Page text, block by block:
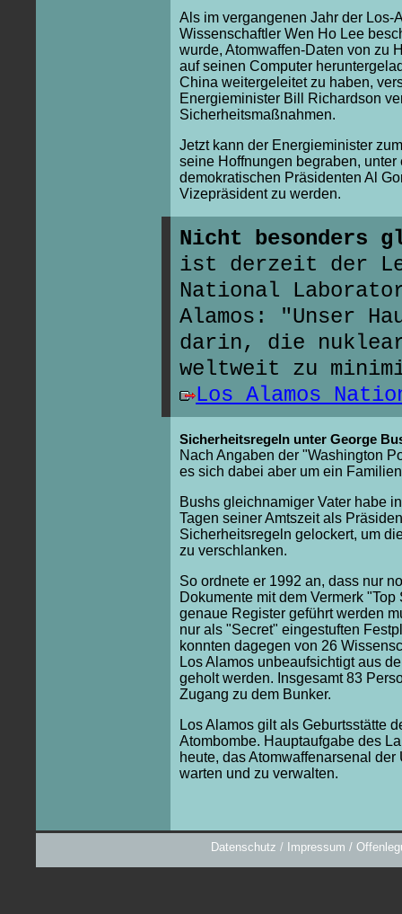
Als im vergangenen Jahr der Los-
Wissenschaftler Wen Ho Lee
wurde, Atomwaffen-Daten von zu
auf seinen Computer
China weitergeleitet zu haben,
Energieminister Bill Richardson
Sicherheitsmaßnahmen.
Jetzt kann der Energieminister
seine Hoffnungen begraben, unter
demokratischen Präsidenten Al
Vizepräsident zu werden.
Nicht besonders
ist derzeit der
National
Alamos: "Unser
darin, die
weltweit zu
Los Alamos
Sicherheitsregeln unter George
Nach Angaben der "Washington
es sich dabei aber um ein
Bushs gleichnamiger Vater habe
Tagen seiner Amtszeit als
Sicherheitsregeln gelockert, um
zu verschlanken.
So ordnete er 1992 an, dass nur
Dokumente mit dem Vermerk "Top
genaue Register geführt werden
nur als "Secret" eingestuften
konnten dagegen von 26
Los Alamos unbeaufsichtigt aus
geholt werden. Insgesamt 83
Zugang zu dem Bunker.
Los Alamos gilt als Geburtsstätte
Atombombe. Hauptaufgabe des
heute, das Atomwaffenarsenal der
warten und zu verwalten.
Datenschutz / Impressum /